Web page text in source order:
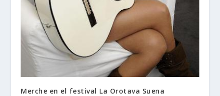
Merche en el festival La Orotava Suena